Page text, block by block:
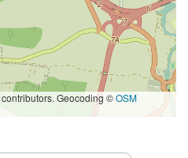
contributors. Geocoding ©OSM